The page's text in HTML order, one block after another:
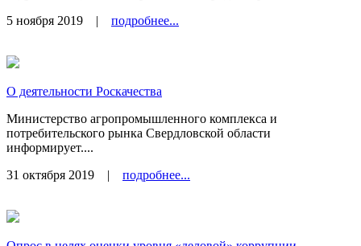
5 ноября 2019 | подробнее...
О деятельности Роскачества
Министерство агропромышленного комплекса и
потребительского рынка Свердловской области
информирует....
31 октября 2019 | подробнее...